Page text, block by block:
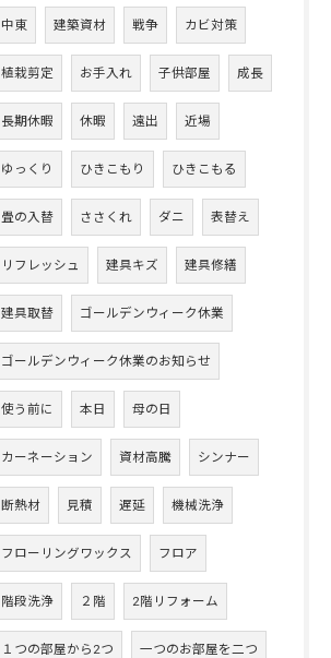
中東 建築資材 戦争 カビ対策
植栽剪定 お手入れ 子供部屋 成長
長期休暇 休暇 遠出 近場
ゆっくり ひきこもり ひきこもる
畳の入替 ささくれ ダニ 表替え
リフレッシュ 建具キズ 建具修繕
建具取替 ゴールデンウィーク休業
ゴールデンウィーク休業のお知らせ
使う前に 本日 母の日
カーネーション 資材高騰 シンナー
断熱材 見積 遅延 機械洗浄
フローリングワックス フロア
階段洗浄 ２階 2階リフォーム
１つの部屋から2つ 一つのお部屋を二つ